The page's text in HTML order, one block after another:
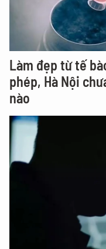
Làm đẹp từ tế
phép, Hà Nội
nào